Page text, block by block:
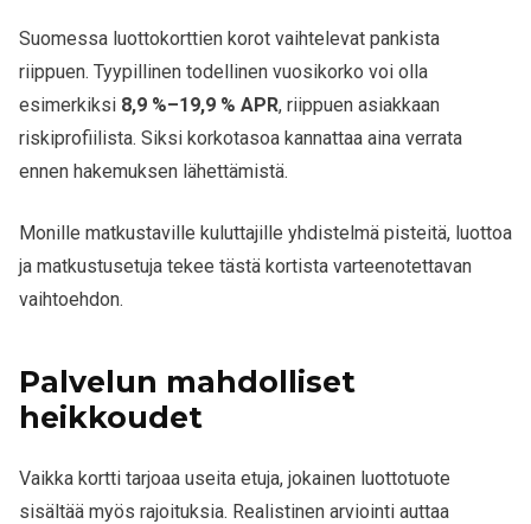
Suomessa luottokorttien korot vaihtelevat pankista
riippuen. Tyypillinen todellinen vuosikorko voi olla
esimerkiksi 8,9 %–19,9 % APR, riippuen asiakkaan
riskiprofiilista. Siksi korkotasoa kannattaa aina verrata
ennen hakemuksen lähettämistä.
Monille matkustaville kuluttajille yhdistelmä pisteitä, luottoa
ja matkustusetuja tekee tästä kortista varteenotettavan
vaihtoehdon.
Palvelun mahdolliset
heikkoudet
Vaikka kortti tarjoaa useita etuja, jokainen luottotuote
sisältää myös rajoituksia. Realistinen arviointi auttaa